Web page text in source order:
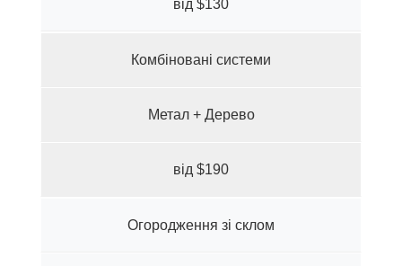
від $130
Комбіновані системи
Метал + Дерево
від $190
Огородження зі склом